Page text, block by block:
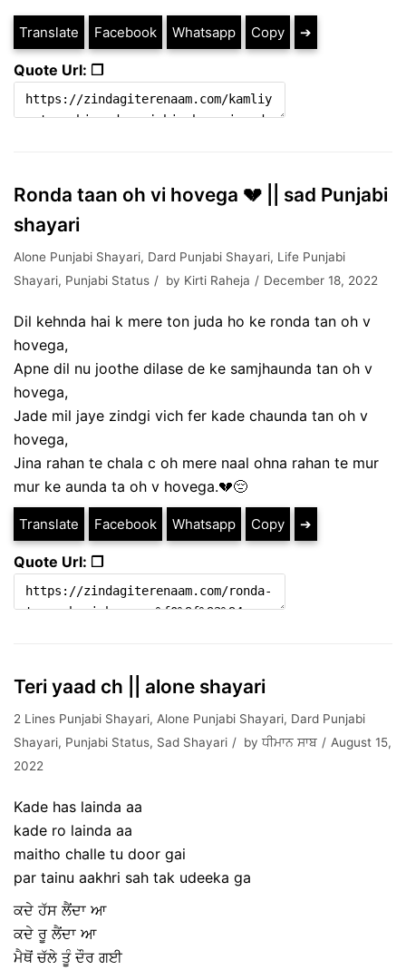
Translate Facebook Whatsapp Copy ➔
Quote Url: ❐
Ronda taan oh vi hovega 💔 || sad Punjabi
shayari
Alone Punjabi Shayari, Dard Punjabi Shayari, Life Punjabi
Shayari, Punjabi Status by Kirti Raheja December 18, 2022
Dil kehnda hai k mere ton juda ho ke ronda tan oh v
hovega,
Apne dil nu joothe dilase de ke samjhaunda tan oh v
hovega,
Jade mil jaye zindgi vich fer kade chaunda tan oh v
hovega,
Jina rahan te chala c oh mere naal ohna rahan te mur
mur ke aunda ta oh v hovega.💔😔
Translate Facebook Whatsapp Copy ➔
Quote Url: ❐
Teri yaad ch || alone shayari
2 Lines Punjabi Shayari, Alone Punjabi Shayari, Dard Punjabi
Shayari, Punjabi Status, Sad Shayari by ਧੀਮਾਨ ਸਾਬ
August 15,
2022
Kade has lainda aa
kade ro lainda aa
maitho challe tu door gai
par tainu aakhri sah tak udeeka ga
ਕਦੇ ਹੱਸ ਲੈਂਦਾ ਆ
ਕਦੇ ਰੂ ਲੈਂਦਾ ਆ
ਮੈਥੋਂ ਚੱਲੇ ਤੂੰ ਦੌਰ ਗਈ